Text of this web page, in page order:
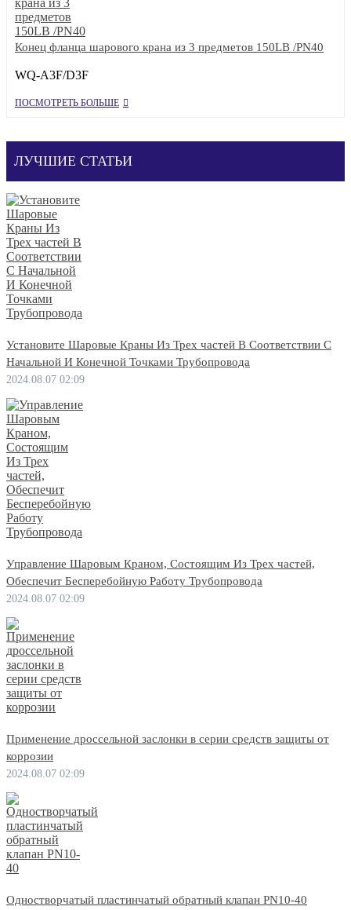
Конец фланца шарового крана из 3 предметов 150LB /PN40
WQ-A3F/D3F
ПОСМОТРЕТЬ БОЛЬШЕ
ЛУЧШИЕ СТАТЬИ
Установите Шаровые Краны Из Трех частей В Соответствии С
Начальной И Конечной Точками Трубопровода
2024.08.07 02:09
Управление Шаровым Краном, Состоящим Из Трех частей,
Обеспечит Бесперебойную Работу Трубопровода
2024.08.07 02:09
Применение дроссельной заслонки в серии средств защиты от
коррозии
2024.08.07 02:09
Одностворчатый пластинчатый обратный клапан PN10-40